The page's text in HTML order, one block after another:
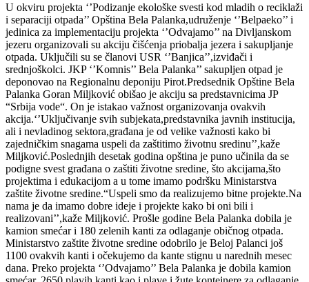
U okviru projekta ‘’Podizanje ekološke svesti kod mladih o reciklaži
i separaciji otpada’’ Opština Bela Palanka,udruženje ‘’Belpaeko’’ i
jedinica za implementaciju projekta ‘’Odvajamo’’ na Divljanskom
jezeru organizovali su akciju čišćenja priobalja jezera i sakupljanje
otpada. Uključili su se članovi USR ‘’Banjica’’,izviđači i
srednjoškolci. JKP ‘’Komnis’’ Bela Palanka’’ sakupljen otpad je
deponovao na Regionalnu deponiju Pirot.Predsednik Opštine Bela
Palanka Goran Miljković obišao je akciju sa predstavnicima JP
“Srbija vode“. On je istakao važnost organizovanja ovakvih
akcija.‘’Uključivanje svih subjekata,predstavnika javnih institucija,
ali i nevladinog sektora,građana je od velike važnosti kako bi
zajedničkim snagama uspeli da zaštitimo životnu sredinu’’,kaže
Miljković.Poslednjih desetak godina opština je puno učinila da se
podigne svest građana o zaštiti životne sredine, što akcijama,što
projektima i edukacijom a u tome imamo podršku Ministarstva
zaštite životne sredine.“Uspeli smo da realizujemo bitne projekte.Na
nama je da imamo dobre ideje i projekte kako bi oni bili i
realizovani’’,kaže Miljković. Prošle godine Bela Palanka dobila je
kamion smećar i 180 zelenih kanti za odlaganje običnog otpada.
Ministarstvo zaštite životne sredine odobrilo je Beloj Palanci još
1100 ovakvih kanti i očekujemo da kante stignu u narednih mesec
dana. Preko projekta ‘’Odvajamo’’ Bela Palanka je dobila kamion